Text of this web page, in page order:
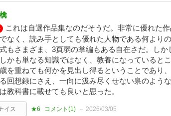
これは自選作品集なのだそうだ。非常に優れた
なく、読み手としても優れた人物である何より
もさまざま、3頁弱の掌編もある自在さだ。し
かも単なる知識ではなく、教養になっていると
を重ねても何かを見出し得るということであり
回想録にさえ、一向に汲み尽くせない泉のよう
教科書に載せても良いと思った。
イス ★6 コメント(1) 2026/03/05